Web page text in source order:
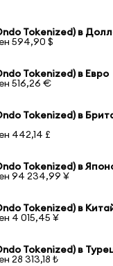
Tokenized) в
594,90 $
Tokenized) в Евро
516,26 €
Tokenized) в
442,14 £
Tokenized) в
94 234,99 ¥
Tokenized) в
4 015,45 ¥
Tokenized) в
28 313,18 ₺